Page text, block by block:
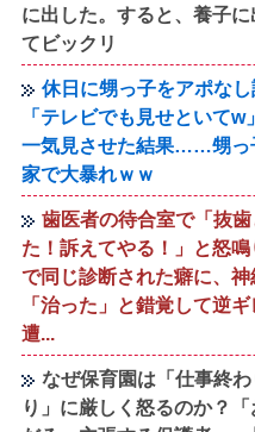
に出した。すると、養子
てビックリ
休日に甥っ子をアポな
「テレビでも見せといて
一気見させた結果……甥っ
家で大暴れｗｗ
歯医者の待合室で「抜
た！訴えてやる！」と怒
で同じ診断された癖に、
「治った」と錯覚して逆
遭...
なぜ保育園は「仕事終
り」に厳しく怒るのか？